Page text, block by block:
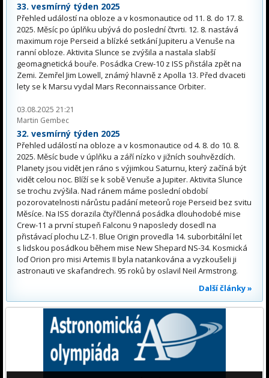
33. vesmírný týden 2025
Přehled událostí na obloze a v kosmonautice od 11. 8. do 17. 8.
2025. Měsíc po úplňku ubývá do poslední čtvrti. 12. 8. nastává
maximum roje Perseid a blízké setkání Jupiteru a Venuše na
ranní obloze. Aktivita Slunce se zvýšila a nastala slabší
geomagnetická bouře. Posádka Crew-10 z ISS přistála zpět na
Zemi. Zemřel Jim Lowell, známý hlavně z Apolla 13. Před dvaceti
lety se k Marsu vydal Mars Reconnaissance Orbiter.
03.08.2025 21:21
Martin Gembec
32. vesmírný týden 2025
Přehled událostí na obloze a v kosmonautice od 4. 8. do 10. 8.
2025. Měsíc bude v úplňku a září nízko v jižních souhvězdích.
Planety jsou vidět jen ráno s výjimkou Saturnu, který začíná být
vidět celou noc. Blíží se k sobě Venuše a Jupiter. Aktivita Slunce
se trochu zvýšila. Nad ránem máme poslední období
pozorovatelnosti nárůstu padání meteorů roje Perseid bez svitu
Měsíce. Na ISS dorazila čtyřčlenná posádka dlouhodobé mise
Crew-11 a první stupeň Falconu 9 naposledy dosedl na
přistávací plochu LZ-1. Blue Origin provedla 14. suborbitální let
s lidskou posádkou během mise New Shepard NS-34. Kosmická
loď Orion pro misi Artemis II byla natankována a vyzkoušeli ji
astronauti ve skafandrech. 95 roků by oslavil Neil Armstrong.
Další články »